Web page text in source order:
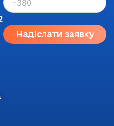
Надіслати заявку